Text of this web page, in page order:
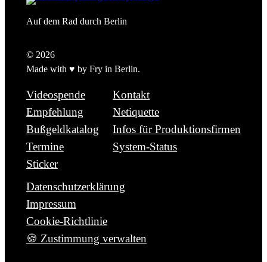
Auf dem Rad durch Berlin
© 2026
Made with ♥ by Fry in Berlin.
Videospende
Empfehlung
Bußgeldkatalog
Termine
Sticker
Kontakt
Netiquette
Infos für Produktionsfirmen
System-Status
Datenschutzerklärung
Impressum
Cookie-Richtlinie
🍪 Zustimmung verwalten